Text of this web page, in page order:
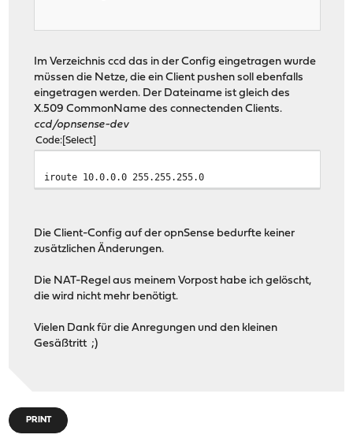
Im Verzeichnis ccd das in der Config eingetragen wurde
müssen die Netze, die ein Client pushen soll ebenfalls
eingetragen werden. Der Dateiname ist gleich des
X.509 CommonName des connectenden Clients.
ccd/opnsense-dev
Code Select
iroute 10.0.0.0 255.255.255.0
Die Client-Config auf der opnSense bedurfte keiner
zusätzlichen Änderungen.
Die NAT-Regel aus meinem Vorpost habe ich gelöscht,
die wird nicht mehr benötigt.
Vielen Dank für die Anregungen und den kleinen
Gesäßtritt ;)
PRINT